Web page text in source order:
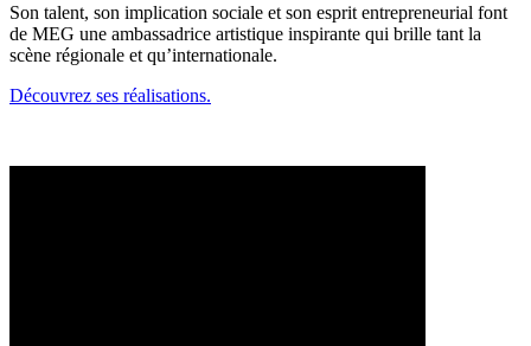
Son talent, son implication sociale et son esprit entrepreneurial font
de MEG une ambassadrice artistique inspirante qui brille tant la
scène régionale et qu’internationale.
Découvrez ses réalisations.